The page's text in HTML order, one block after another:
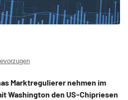
Marktregulierer nehmen im
Washington den US-Chipriesen